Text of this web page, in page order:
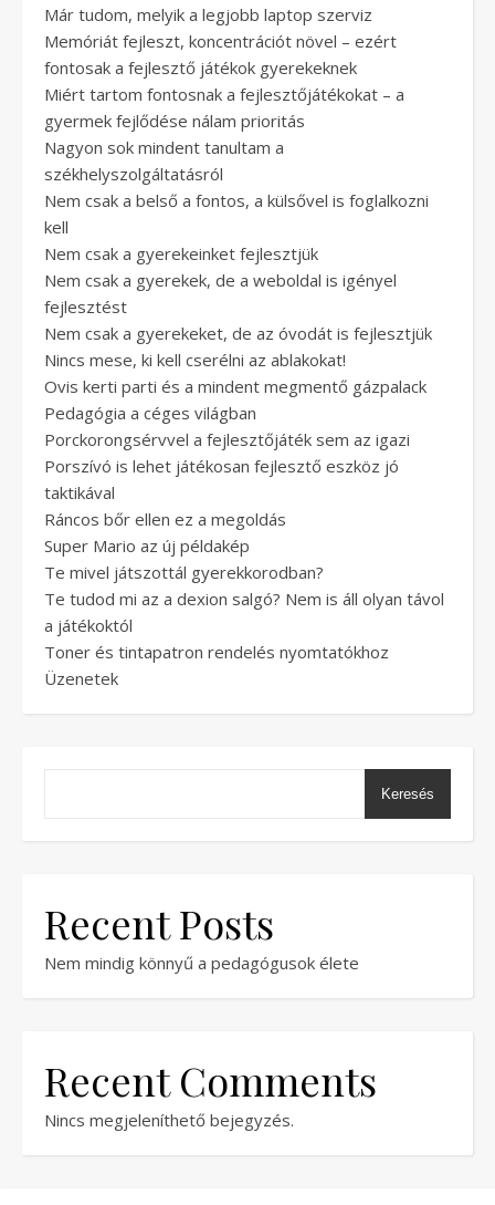
Már tudom, melyik a legjobb laptop szerviz
Memóriát fejleszt, koncentrációt növel – ezért
fontosak a fejlesztő játékok gyerekeknek
Miért tartom fontosnak a fejlesztőjátékokat – a
gyermek fejlődése nálam prioritás
Nagyon sok mindent tanultam a
székhelyszolgáltatásról
Nem csak a belső a fontos, a külsővel is foglalkozni
kell
Nem csak a gyerekeinket fejlesztjük
Nem csak a gyerekek, de a weboldal is igényel
fejlesztést
Nem csak a gyerekeket, de az óvodát is fejlesztjük
Nincs mese, ki kell cserélni az ablakokat!
Ovis kerti parti és a mindent megmentő gázpalack
Pedagógia a céges világban
Porckorongsérvvel a fejlesztőjáték sem az igazi
Porszívó is lehet játékosan fejlesztő eszköz jó
taktikával
Ráncos bőr ellen ez a megoldás
Super Mario az új példakép
Te mivel játszottál gyerekkorodban?
Te tudod mi az a dexion salgó? Nem is áll olyan távol
a játékoktól
Toner és tintapatron rendelés nyomtatókhoz
Üzenetek
Keresés
Recent Posts
Nem mindig könnyű a pedagógusok élete
Recent Comments
Nincs megjeleníthető bejegyzés.